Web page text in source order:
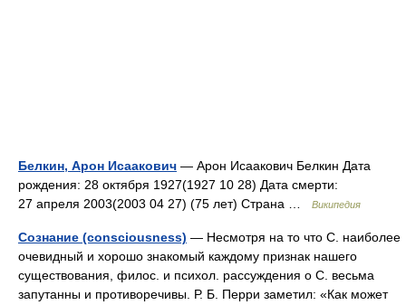
Белкин, Арон Исаакович — Арон Исаакович Белкин Дата
рождения: 28 октября 1927(1927 10 28) Дата смерти:
27 апреля 2003(2003 04 27) (75 лет) Страна …
Википедия
Сознание (consciousness) — Несмотря на то что С. наиболее
очевидный и хорошо знакомый каждому признак нашего
существования, филос. и психол. рассуждения о С. весьма
запутанны и противоречивы. Р. Б. Перри заметил: «Как может